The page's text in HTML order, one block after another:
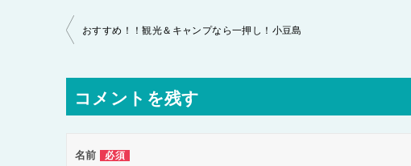
投
ナ
ビ
ー
おすすめ！！観光＆キャンプなら一押し！小豆島
コメントを残す
名前 必須